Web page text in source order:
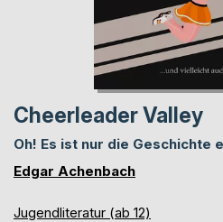
Cheerleader Valley
Oh! Es ist nur die Geschichte
Edgar Achenbach
Jugendliteratur (ab 12)